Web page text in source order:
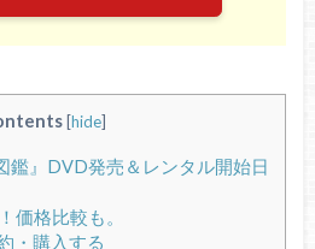
[hide]
鑑』DVD発売＆レンタル開始日
価格比較も。
・購入する